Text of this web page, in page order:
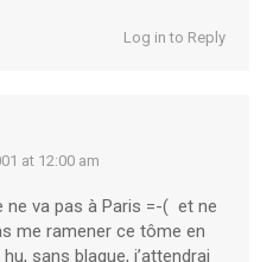
Log in to Reply
at 12:00 am
ne va pas à Paris =-( et ne
me ramener ce tôme en
sans blague, j’attendrai